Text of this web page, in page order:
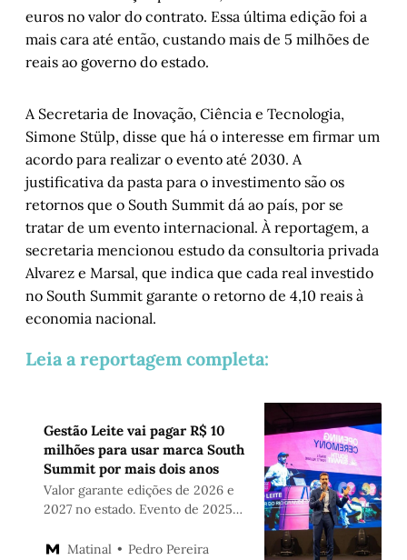
euros no valor do contrato. Essa última edição foi a
mais cara até então, custando mais de 5 milhões de
reais ao governo do estado.
A Secretaria de Inovação, Ciência e Tecnologia,
Simone Stülp, disse que há o interesse em firmar um
acordo para realizar o evento até 2030. A
justificativa da pasta para o investimento são os
retornos que o South Summit dá ao país, por se
tratar de um evento internacional. À reportagem, a
secretaria mencionou estudo da consultoria privada
Alvarez e Marsal, que indica que cada real investido
no South Summit garante o retorno de 4,10 reais à
economia nacional.
Leia a reportagem completa:
Gestão Leite vai pagar R$ 10
milhões para usar marca South
Summit por mais dois anos
Valor garante edições de 2026 e
2027 no estado. Evento de 2025
um aditivo dos danos de um
Matinal Pedro Pereira